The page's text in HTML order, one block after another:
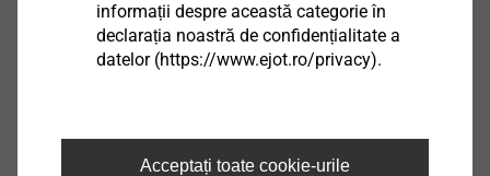
Vizualizare produs
informații despre această categorie în
declarația noastră de confidențialitate a
datelor (https://www.ejot.ro/privacy).
Acceptați toate cookie-urile